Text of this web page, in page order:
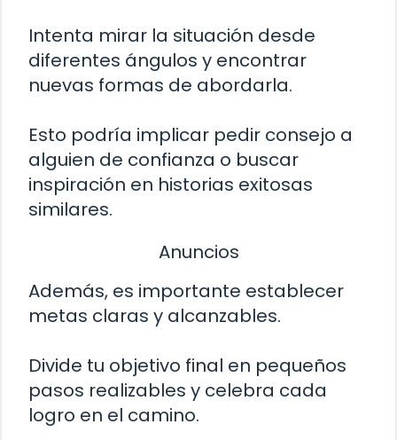
Intenta mirar la situación desde
diferentes ángulos y encontrar
nuevas formas de abordarla.
Esto podría implicar pedir consejo a
alguien de confianza o buscar
inspiración en historias exitosas
similares.
Anuncios
Además, es importante establecer
metas claras y alcanzables.
Divide tu objetivo final en pequeños
pasos realizables y celebra cada
logro en el camino.